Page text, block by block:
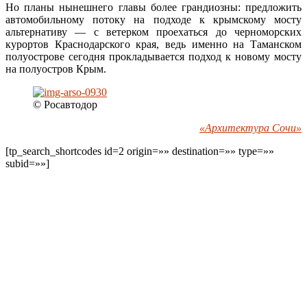
Но планы нынешнего главы более грандиозны: предложить
автомобильному потоку на подходе к крымскому мосту
альтернативу — с ветерком проехаться до черноморских
курортов Краснодарского края, ведь именно на Таманском
полуострове сегодня прокладывается подход к новому мосту
на полуостров Крым.
© Росавтодор
«Архитектура Сочи»
[tp_search_shortcodes id=2 origin=»» destination=»» type=»»
subid=»»]